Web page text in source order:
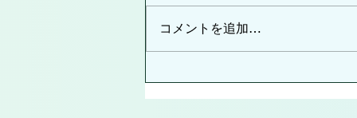
ョンズコンサート
コメントを追加…